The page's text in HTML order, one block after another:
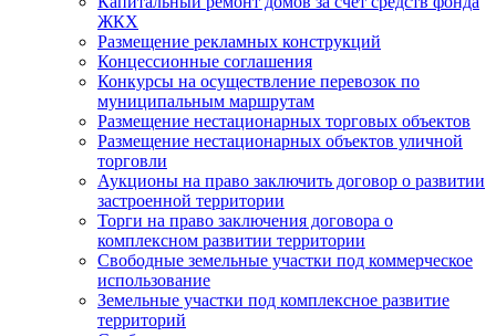
ЖКХ
Размещение рекламных конструкций
Концессионные соглашения
Конкурсы на осуществление перевозок по
муниципальным маршрутам
Размещение нестационарных торговых объектов
Размещение нестационарных объектов уличной
торговли
Аукционы на право заключить договор о развитии
застроенной территории
Торги на право заключения договора о
комплексном развитии территории
Свободные земельные участки под коммерческое
использование
Земельные участки под комплексное развитие
территорий